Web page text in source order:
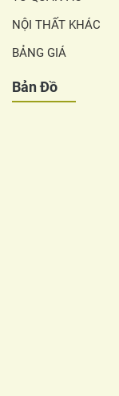
NỘI THẤT KHÁC
BẢNG GIÁ
Bản Đồ